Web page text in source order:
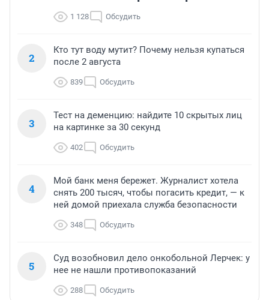
1 128 Обсудить
2
Кто тут воду мутит? Почему нельзя купаться
после 2 августа
839 Обсудить
3
Тест на деменцию: найдите 10 скрытых лиц
на картинке за 30 секунд
402 Обсудить
4
Мой банк меня бережет. Журналист хотела
снять 200 тысяч, чтобы погасить кредит, — к
ней домой приехала служба безопасности
348 Обсудить
5
Суд возобновил дело онкобольной Лерчек: у
нее не нашли противопоказаний
288 Обсудить